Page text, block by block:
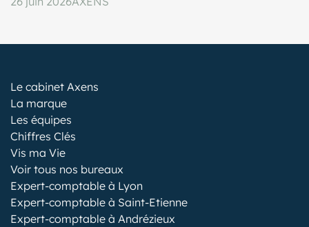
Le cabinet Axens
La marque
Les équipes
Chiffres Clés
Vis ma Vie
Voir tous nos bureaux
Expert-comptable à Lyon
Expert-comptable à Saint-Etienne
Expert-comptable à Andrézieux